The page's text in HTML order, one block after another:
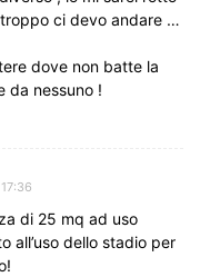
ci devo andare …
dove non batte la
da nessuno !
di 25 mq ad uso
all’uso dello stadio per